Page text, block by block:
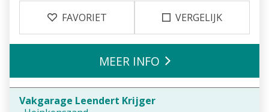
FAVORIET VERGELIJK
Vakgarage Leendert Krijger
MEER INFO